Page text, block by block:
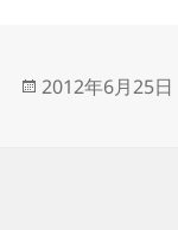
投
2012年6月25日